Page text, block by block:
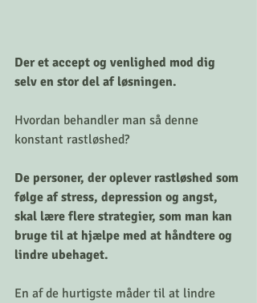
Der et accept og venlighed mod dig
selv en stor del af løsningen.
Hvordan behandler man så denne
konstant rastløshed?
De personer, der oplever rastløshed som
følge af stress, depression og angst,
skal lære flere strategier, som man kan
bruge til at hjælpe med at håndtere og
lindre ubehaget.
En af de hurtigste måder til at lindre